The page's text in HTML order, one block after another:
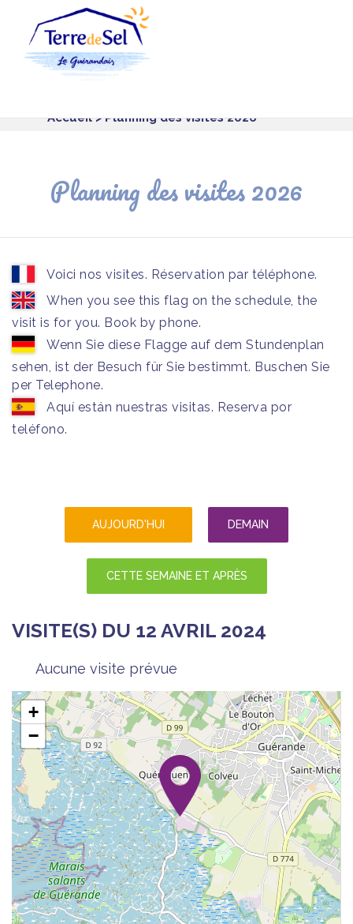
Accueil> Planning des visites 2026
Planning des visites 2026
Voici nos visites. Réservation par téléphone.
When you see this flag on the schedule, the
visit is for you. Book by phone.
Wenn Sie diese Flagge auf dem Stundenplan
sehen, ist der Besuch für Sie bestimmt. Buschen Sie
per Telephone.
Aquí están nuestras visitas. Reserva por
teléfono.
AUJOURD'HUI DEMAIN
CETTE SEMAINE ET APRÈS
VISITE(S) DU 12 AVRIL 2024
Aucune visite prévue
+
−
Panneau de gestion des cookies